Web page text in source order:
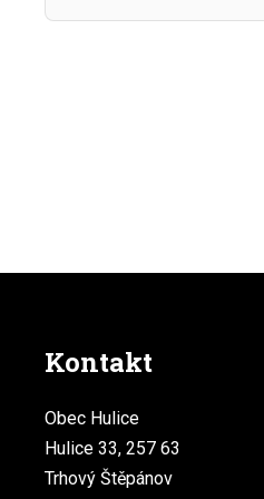
Kontakt
Obec Hulice
Hulice 33, 257 63
Trhový Štěpánov